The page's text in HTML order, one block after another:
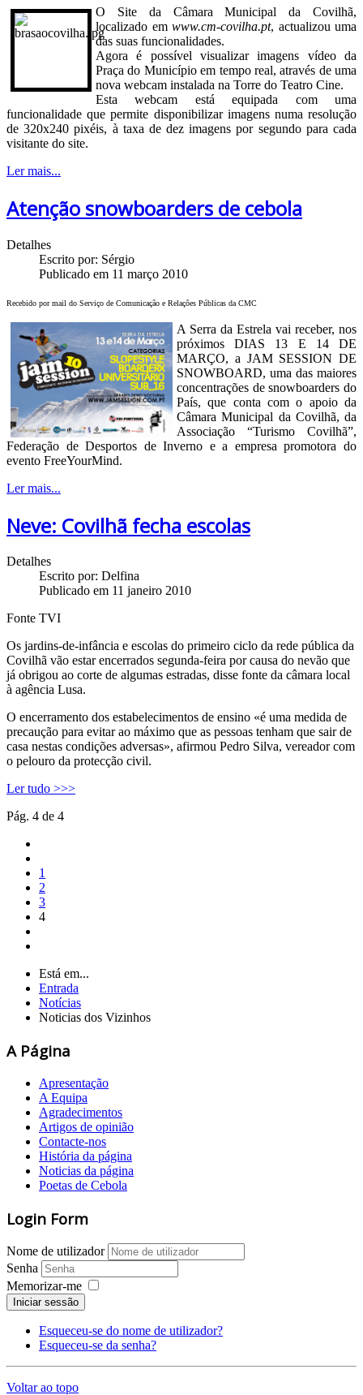
O Site da Câmara Municipal da Covilhã,
localizado em www.cm-covilha.pt, actualizou uma
das suas funcionalidades.
Agora é possível visualizar imagens vídeo da
Praça do Município em tempo real, através de uma
nova webcam instalada na Torre do Teatro Cine.
Esta webcam está equipada com uma
funcionalidade que permite disponibilizar imagens numa resolução
de 320x240 pixéis, à taxa de dez imagens por segundo para cada
visitante do site.
Ler mais...
Atenção snowboarders de cebola
Detalhes
Escrito por: Sérgio
Publicado em 11 março 2010
Recebido por mail do Serviço de Comunicação e Relações Públicas da CMC
A Serra da Estrela vai receber, nos
próximos DIAS 13 E 14 DE
MARÇO, a JAM SESSION DE
SNOWBOARD, uma das maiores
concentrações de snowboarders do
País, que conta com o apoio da
Câmara Municipal da Covilhã, da
Associação “Turismo Covilhã”,
Federação de Desportos de Inverno e a empresa promotora do
evento FreeYourMind.
Ler mais...
Neve: Covilhã fecha escolas
Detalhes
Escrito por: Delfina
Publicado em 11 janeiro 2010
Fonte TVI
Os jardins-de-infância e escolas do primeiro ciclo da rede pública da
Covilhã vão estar encerrados segunda-feira por causa do nevão que
já obrigou ao corte de algumas estradas, disse fonte da câmara local
à agência Lusa.
O encerramento dos estabelecimentos de ensino «é uma medida de
precaução para evitar ao máximo que as pessoas tenham que sair de
casa nestas condições adversas», afirmou Pedro Silva, vereador com
o pelouro da protecção civil.
Ler tudo >>>
Pág. 4 de 4
1
2
3
4
Está em...
Entrada
Notícias
Noticias dos Vizinhos
A Página
Apresentação
A Equipa
Agradecimentos
Artigos de opinião
Contacte-nos
História da página
Noticias da página
Poetas de Cebola
Login Form
Nome de utilizador
Senha
Memorizar-me
Iniciar sessão
Esqueceu-se do nome de utilizador?
Esqueceu-se da senha?
Voltar ao topo